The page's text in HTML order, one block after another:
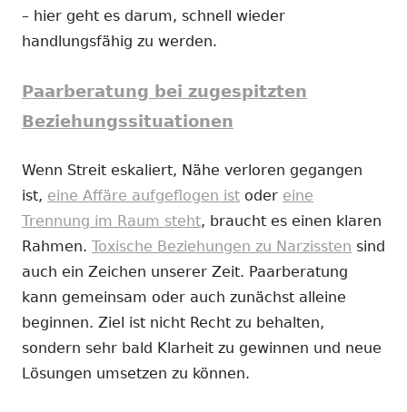
– hier geht es darum, schnell wieder
handlungsfähig zu werden.
Paarberatung bei zugespitzten
Beziehungssituationen
Wenn Streit eskaliert, Nähe verloren gegangen
ist, eine Affäre aufgeflogen ist oder eine
Trennung im Raum steht, braucht es einen klaren
Rahmen. Toxische Beziehungen zu Narzissten sind
auch ein Zeichen unserer Zeit. Paarberatung
kann gemeinsam oder auch zunächst alleine
beginnen. Ziel ist nicht Recht zu behalten,
sondern sehr bald Klarheit zu gewinnen und neue
Lösungen umsetzen zu können.